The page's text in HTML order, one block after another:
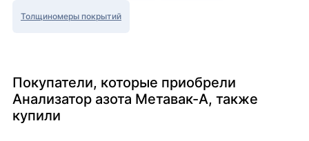
Толщиномеры покрытий
Покупатели, которые приобрели
Анализатор азота Метавак-A, также
купили